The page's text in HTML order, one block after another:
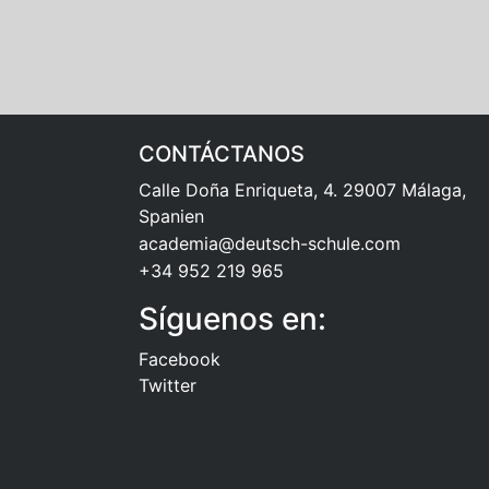
CONTÁCTANOS
Calle Doña Enriqueta, 4. 29007 Málaga,
Spanien
academia@deutsch-schule.com
+34 952 219 965
Síguenos en:
Facebook
Twitter